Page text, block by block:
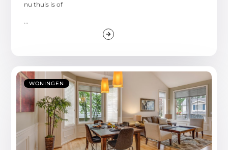
nu thuis is of
WONINGEN